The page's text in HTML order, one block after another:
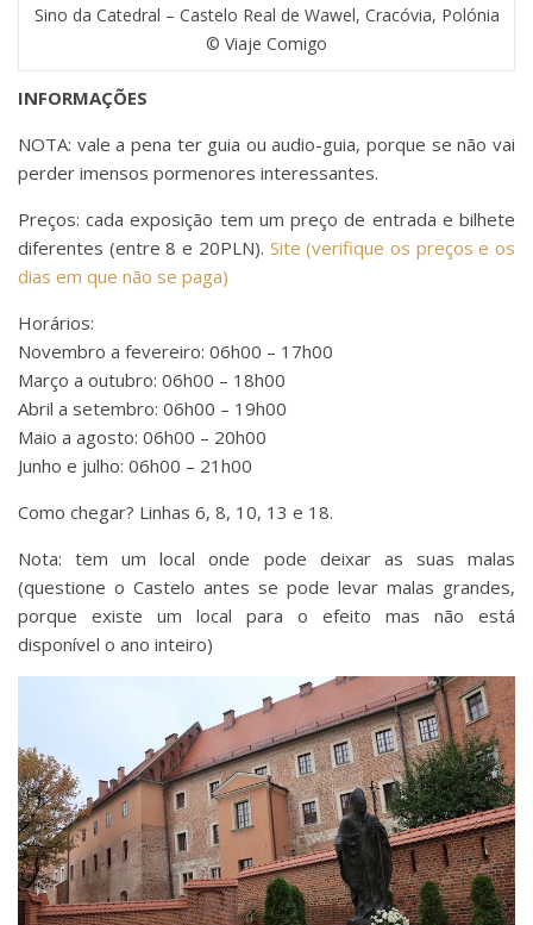
Sino da Catedral – Castelo Real de Wawel, Cracóvia, Polónia
© Viaje Comigo
INFORMAÇÕES
NOTA: vale a pena ter guia ou audio-guia, porque se não vai
perder imensos pormenores interessantes.
Preços: cada exposição tem um preço de entrada e bilhete
diferentes (entre 8 e 20PLN). Site (verifique os preços e os
dias em que não se paga)
Horários:
Novembro a fevereiro: 06h00 – 17h00
Março a outubro: 06h00 – 18h00
Abril a setembro: 06h00 – 19h00
Maio a agosto: 06h00 – 20h00
Junho e julho: 06h00 – 21h00
Como chegar? Linhas 6, 8, 10, 13 e 18.
Nota: tem um local onde pode deixar as suas malas
(questione o Castelo antes se pode levar malas grandes,
porque existe um local para o efeito mas não está
disponível o ano inteiro)